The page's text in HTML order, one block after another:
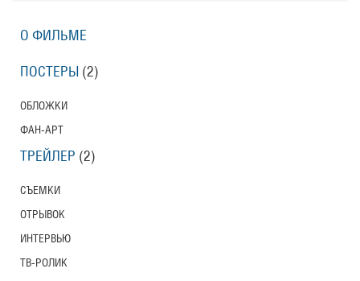
О ФИЛЬМЕ
ПОСТЕРЫ (2)
ОБЛОЖКИ
ФАН-АРТ
ТРЕЙЛЕР (2)
СЪЕМКИ
ОТРЫВОК
ИНТЕРВЬЮ
ТВ-РОЛИК